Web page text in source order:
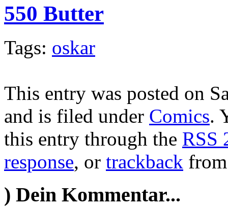
550 Butter
Tags: oskar
This entry was posted on
and is filed under Comics.
this entry through the RSS
response, or trackback
) Dein Kommentar...